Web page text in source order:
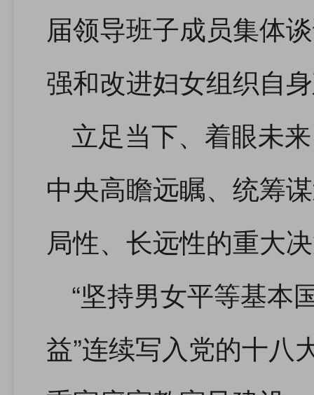
届领导班子成员集体
强和改进妇女组织自
立足当下、着眼未
中央高瞻远瞩、统筹
局性、长远性的重大
“坚持男女平等基本
益”连续写入党的十八